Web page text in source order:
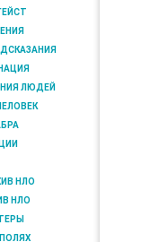
ЛЮДЕЙ
НЛО
НЛО